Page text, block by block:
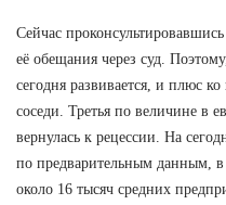
Сейчас
её обещания через суд.
сегодня развивается, и плюс
соседи. Третья по величине в
вернулась к рецессии. На
по предварительным данным, в
около 16 тысяч средних